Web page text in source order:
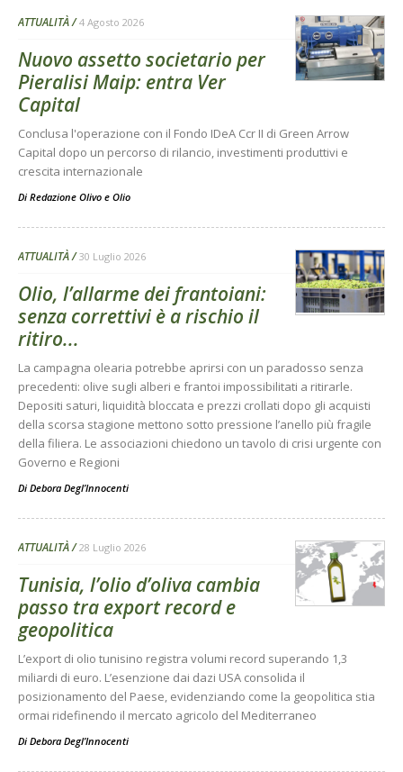
ATTUALITÀ 4 Agosto 2026
Nuovo assetto societario per
Pieralisi Maip: entra Ver
Capital
Conclusa l'operazione con il Fondo IDeA Ccr II di Green Arrow
Capital dopo un percorso di rilancio, investimenti produttivi e
crescita internazionale
Di Redazione Olivo e Olio
ATTUALITÀ 30 Luglio 2026
Olio, l’allarme dei frantoiani:
senza correttivi è a rischio il
ritiro...
La campagna olearia potrebbe aprirsi con un paradosso senza
precedenti: olive sugli alberi e frantoi impossibilitati a ritirarle.
Depositi saturi, liquidità bloccata e prezzi crollati dopo gli acquisti
della scorsa stagione mettono sotto pressione l’anello più fragile
della filiera. Le associazioni chiedono un tavolo di crisi urgente con
Governo e Regioni
Di Debora Degl’Innocenti
ATTUALITÀ 28 Luglio 2026
Tunisia, l’olio d’oliva cambia
passo tra export record e
geopolitica
L’export di olio tunisino registra volumi record superando 1,3
miliardi di euro. L’esenzione dai dazi USA consolida il
posizionamento del Paese, evidenziando come la geopolitica stia
ormai ridefinendo il mercato agricolo del Mediterraneo
Di Debora Degl’Innocenti